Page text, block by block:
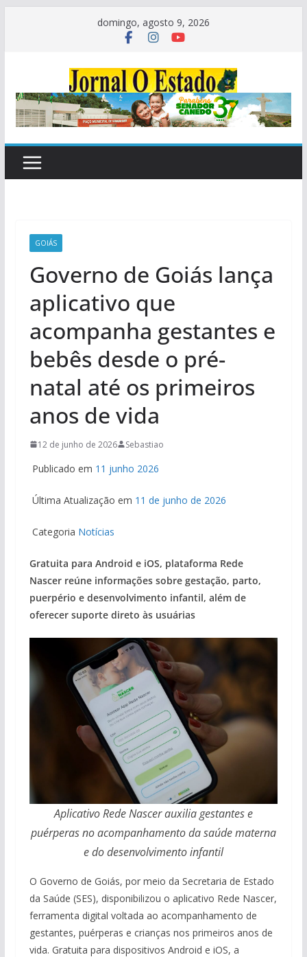
domingo, agosto 9, 2026
GOIÁS
Governo de Goiás lança
aplicativo que
acompanha gestantes e
bebês desde o pré-
natal até os primeiros
anos de vida
12 de junho de 2026 Sebastiao
Publicado em 11 junho 2026
Última Atualização em 11 de junho de 2026
Categoria Notícias
Gratuita para Android e iOS, plataforma Rede
Nascer reúne informações sobre gestação, parto,
puerpério e desenvolvimento infantil, além de
oferecer suporte direto às usuárias
Aplicativo Rede Nascer auxilia gestantes e
puérperas no acompanhamento da saúde materna
e do desenvolvimento infantil
O Governo de Goiás, por meio da Secretaria de Estado
da Saúde (SES), disponibilizou o aplicativo Rede Nascer,
ferramenta digital voltada ao acompanhamento de
gestantes, puérperas e crianças nos primeiros anos de
vida. Gratuita para dispositivos Android e iOS, a